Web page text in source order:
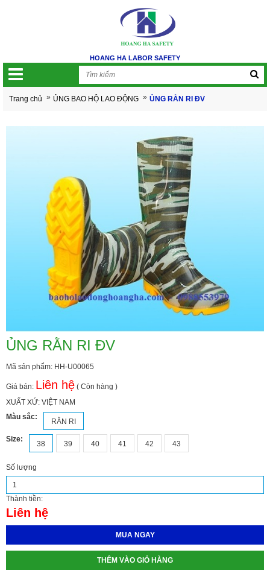
HOANG HA LABOR SAFETY
Trang chủ » ỦNG BAO HỘ LAO ĐỘNG » ỦNG RẰN RI ĐV
ỦNG RẰN RI ĐV
Mã sản phẩm: HH-U00065
Giá bán: Liên hệ ( Còn hàng )
XUẤT XỨ: VIỆT NAM
Màu sắc:
RẰN RI
Size:
38 39 40 41 42 43
Số lượng
Thành tiền:
Liên hệ
MUA NGAY
THÊM VÀO GIỎ HÀNG